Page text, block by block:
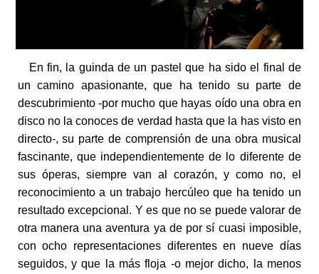
En fin, la guinda de un pastel que ha sido el final de
un camino apasionante, que ha tenido su parte de
descubrimiento -por mucho que hayas oído una obra en
disco no la conoces de verdad hasta que la has visto en
directo-, su parte de comprensión de una obra musical
fascinante, que independientemente de lo diferente de
sus óperas, siempre van al corazón, y como no, el
reconocimiento a un trabajo hercúleo que ha tenido un
resultado excepcional. Y es que no se puede valorar de
otra manera una aventura ya de por sí cuasi imposible,
con ocho representaciones diferentes en nueve días
seguidos, y que la más floja -o mejor dicho, la menos